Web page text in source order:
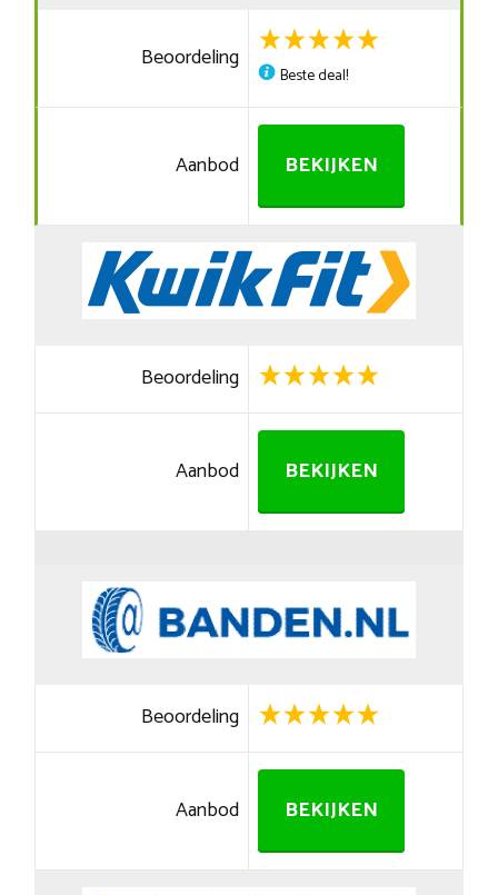
Beoordeling
Beste deal!
Aanbod BEKIJKEN
Beoordeling
Aanbod BEKIJKEN
Beoordeling
Aanbod BEKIJKEN